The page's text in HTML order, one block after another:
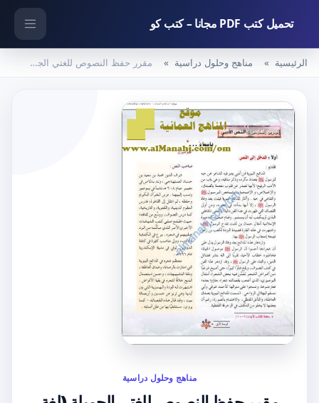
تحميل كتب PDF مجانا – كتب كو
الرئيسية مناهج وحلول دراسية مقرر حفظ النصوص للغتي الجميلة (لغة عربية) التاسع
مناهج وحلول دراسية